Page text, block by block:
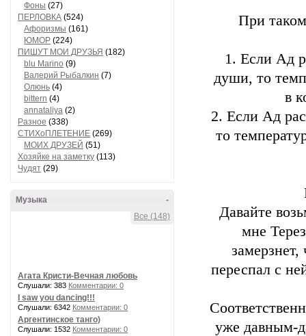
Фоны (27)
ПЕРЛОВКА (524)
Aфоризмы (161)
ЮМОР (224)
ПИШУТ МОИ ДРУЗЬЯ (182)
blu Marino (9)
Валерий Рыбалкин (7)
Олюнь (4)
bittern (4)
annataliya (2)
Разное (338)
СТИХоПЛЕТЕНИЕ (269)
МОИХ ДРУЗЕЙ (51)
Хозяйке на заметку (113)
Чудят (29)
-
Музыка
Все (148)
Агата Кристи-Вечная любовь
Слушали: 383 Комментарии: 0
I saw you dancing!!!
Слушали: 6342 Комментарии: 0
Аргентинское танго)
Слушали: 1532 Комментарии: 0
При
1. Если Ад
души, то
в
2. Если Ад
то
Давайте
мне
переспал с
уже давным-